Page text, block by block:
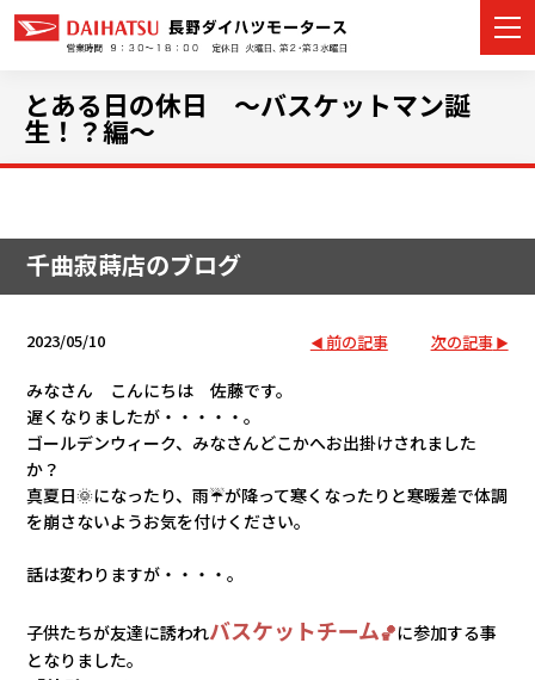
展示車・試乗車
店舗情報
アフターサポート
カタ
とある日の休日 ～バスケットマン誕
生！？編～
千曲寂蒔店のブログ
2023/05/10 前の記事 次の記事
みなさん こんにちは 佐藤です。
遅くなりましたが・・・・・。
ゴールデンウィーク、みなさんどこかへお出掛けされました
か？
真夏日🌞になったり、雨☔が降って寒くなったりと寒暖差で体調
を崩さないようお気を付けください。
話は変わりますが・・・・。
子供たちが友達に誘われバスケットチーム🏀に参加する事
となりました。